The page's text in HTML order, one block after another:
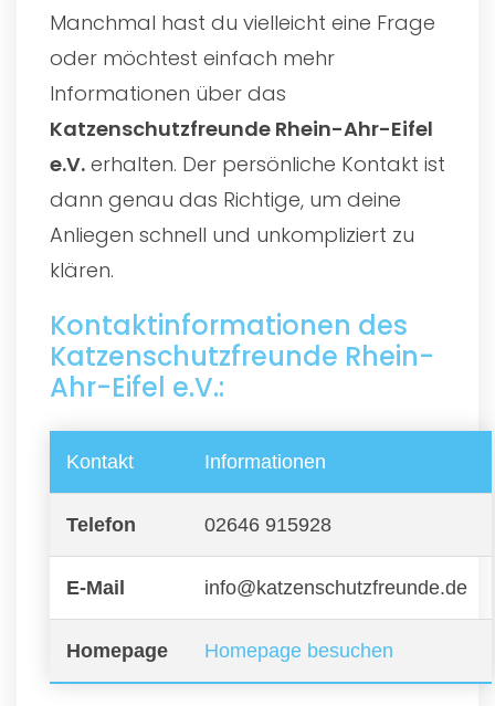
Manchmal hast du vielleicht eine Frage
oder möchtest einfach mehr
Informationen über das
Katzenschutzfreunde Rhein-Ahr-Eifel
e.V. erhalten. Der persönliche Kontakt ist
dann genau das Richtige, um deine
Anliegen schnell und unkompliziert zu
klären.
Kontaktinformationen des
Katzenschutzfreunde Rhein-
Ahr-Eifel e.V.:
Kontakt Informationen
Telefon 02646 915928
E-Mail info@katzenschutzfreunde.de
Homepage Homepage besuchen